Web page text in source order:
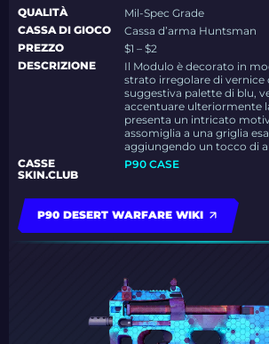
QUALITÀ
Mil-Spec Grade
CASSA DI GIOCO
Cassa d’arma Huntsman
PREZZO
$1 – $2
DESCRIZIONE
Il Modulo è decorato in
strato irregolare di vernice
suggestiva palette di blu,
accentuare ulteriormente
presenta un intricato
assomiglia a una griglia
aggiungendo un tocco di
CASSE
SKIN.CLUB
P90 CASE
P90 DESERT WARFARE WIKI